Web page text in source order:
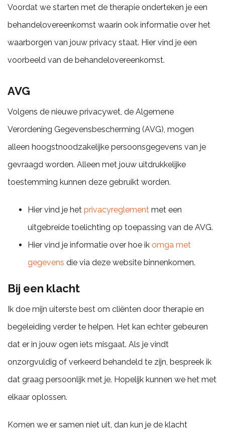
Voordat we starten met de therapie onderteken je een
behandelovereenkomst waarin ook informatie over het
waarborgen van jouw privacy staat. Hier vind je een
voorbeeld van de behandelovereenkomst.
AVG
Volgens de nieuwe privacywet, de Algemene
Verordening Gegevensbescherming (AVG), mogen
alleen hoogstnoodzakelijke persoonsgegevens van je
gevraagd worden. Alleen met jouw uitdrukkelijke
toestemming kunnen deze gebruikt worden.
Hier vind je het privacyreglement met een
uitgebreide toelichting op toepassing van de AVG.
Hier vind je informatie over hoe ik omga met
gegevens die via deze website binnenkomen.
Bij een klacht
Ik doe mijn uiterste best om cliënten door therapie en
begeleiding verder te helpen. Het kan echter gebeuren
dat er in jouw ogen iets misgaat. Als je vindt
onzorgvuldig of verkeerd behandeld te zijn, bespreek ik
dat graag persoonlijk met je. Hopelijk kunnen we het met
elkaar oplossen.
Komen we er samen niet uit, dan kun je de klacht